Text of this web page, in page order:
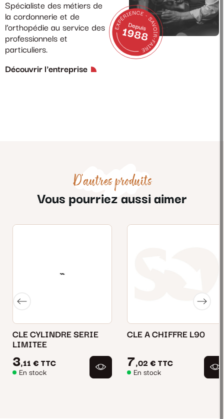
Spécialiste des métiers de
la cordonnerie et de
l’orthopédie au service des
professionnels et
particuliers.
Découvrir l'entreprise
D'autres produits
Vous pourriez aussi aimer
CLE CYLINDRE SERIE
LIMITEE
3,11 € TTC
En stock
CLE A CHIFFRE L90
7,02 € TTC
En stock